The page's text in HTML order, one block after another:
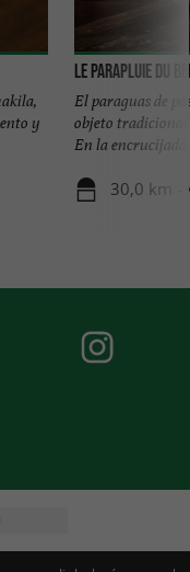
y
Le Parapluie du
El paraguas de
objeto tradicional
En la encrucijada
30,0 km -